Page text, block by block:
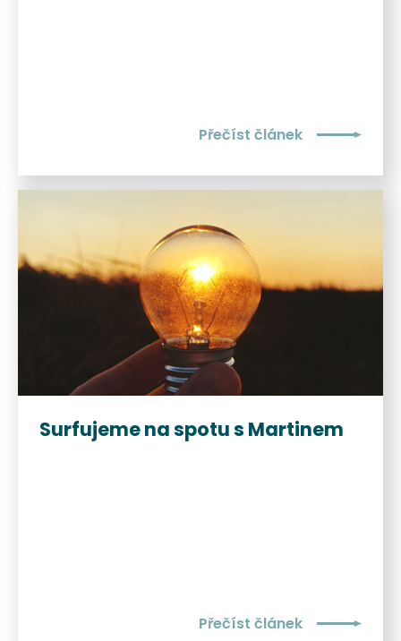
Přečíst článek
Surfujeme na spotu s Martinem
Přečíst článek